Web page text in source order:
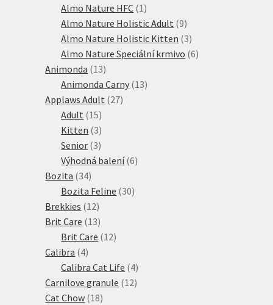
produktů
Almo Nature HFC 1 1
produkt
Almo Nature Holistic Adult 99
produktů
Almo Nature Holistic Kitten 33
produkty
Almo Nature Speciální krmivo 66
Animonda 1313
produktů
Animonda Carny 1313
Applaws Adult 2727
Adult 1515
produktů
Kitten 33
produkty
Senior 33
produkty
Výhodná balení 66
Bozita 3434
produktů
Bozita Feline 3030
Brekkies 1212
produktů
Brit Care 1313
produktů
Brit Care 1212
Calibra 44
produkty
Calibra Cat Life 44
produkty
Carnilove granule 1212
Cat Chow 1818